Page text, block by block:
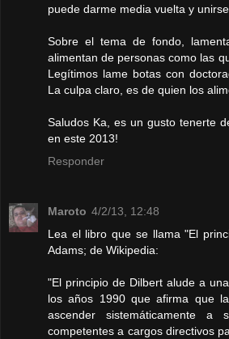
puede darme media vuelta y
Sobre el tema de fondo,
alimentan de personas como las
Legítimos lame botas con
La culpa claro, es de quien los
Saludos Ka, es un gusto tenerte
en este 2013!
Responder
Maroto 4/2/13, 12:48
Lea el libro que se llama "El
Adams; de Wikipedia:
"El principio de Dilbert alude a
los años 1990 que afirma que
ascender sistemáticamente a
competentes a cargos directivos